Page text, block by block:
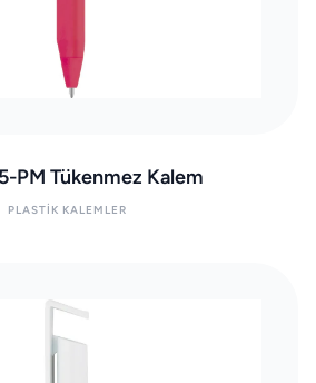
PM Tükenmez Kalem
PLASTIK KALEMLER